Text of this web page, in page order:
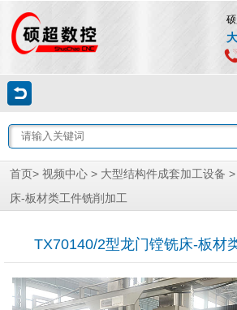
首页> 视频中心 > 大型结构件成套加工设备
床-板材类工件铣削加工
TX70140/2型龙门镗铣床-板材